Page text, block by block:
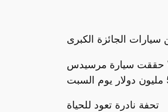
حققت سيارة مرسيدس W196 R تورمالين فاجن، التي قادها أسطورتا سباقات فورمولا 1 سترلينغ موس وخوان مانويل فانجيو عام 1955، رقمًا قياسيًا جديدًا بين
تحفة نادرة تعود للحياة